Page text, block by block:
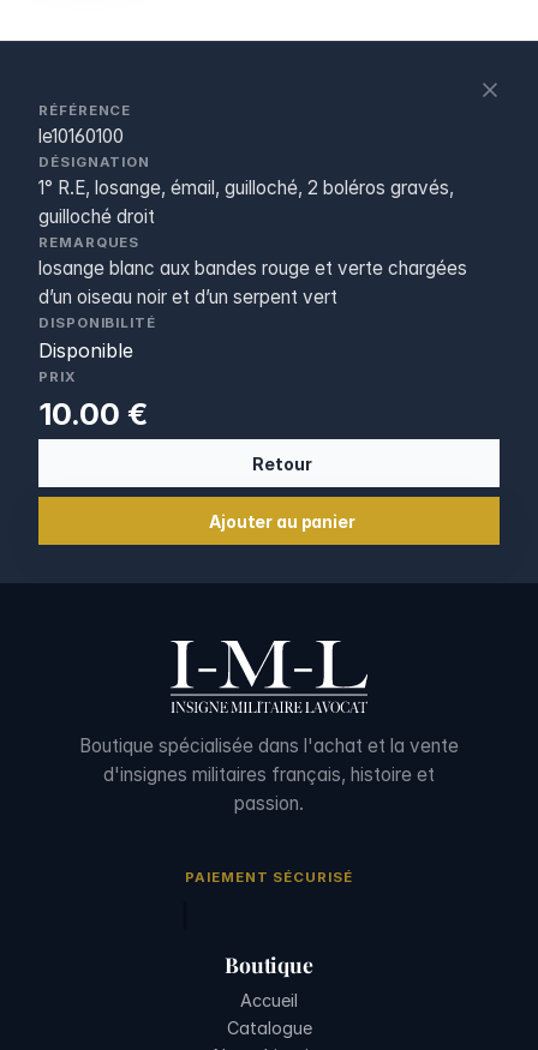
RÉFÉRENCE
le10160100
DÉSIGNATION
1° R.E, losange, émail, guilloché, 2 boléros gravés,
guilloché droit
REMARQUES
losange blanc aux bandes rouge et verte chargées
d’un oiseau noir et d’un serpent vert
DISPONIBILITÉ
Disponible
PRIX
10.00 €
Retour
Ajouter au panier
Boutique spécialisée dans l'achat et la vente
d'insignes militaires français, histoire et
passion.
PAIEMENT SÉCURISÉ
Boutique
Accueil
Catalogue